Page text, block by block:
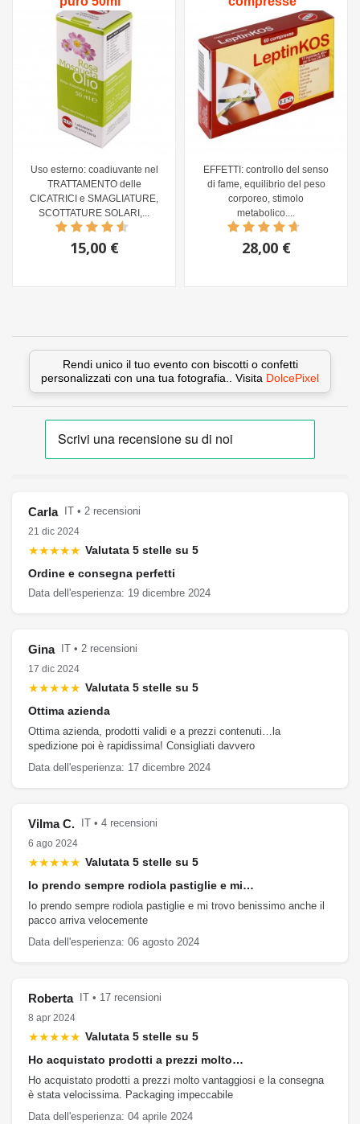
Uso esterno: coadiuvante nel
TRATTAMENTO delle
CICATRICI e SMAGLIATURE,
SCOTTATURE SOLARI,...
15,00 €
EFFETTI: controllo del senso
di fame, equilibrio del peso
corporeo, stimolo
metabolico....
28,00 €
Rendi unico il tuo evento con biscotti o confetti
personalizzati con una tua fotografia.. Visita DolcePixel
Carla
IT • 2 recensioni
21 dic 2024
★★★★★ Valutata 5 stelle su 5
Ordine e consegna perfetti
Data dell'esperienza: 19 dicembre 2024
Gina
IT • 2 recensioni
17 dic 2024
★★★★★ Valutata 5 stelle su 5
Ottima azienda
Ottima azienda, prodotti validi e a prezzi contenuti…la
spedizione poi è rapidissima! Consigliati davvero
Data dell'esperienza: 17 dicembre 2024
Vilma C.
IT • 4 recensioni
6 ago 2024
★★★★★ Valutata 5 stelle su 5
Io prendo sempre rodiola pastiglie e mi…
Io prendo sempre rodiola pastiglie e mi trovo benissimo anche il
pacco arriva velocemente
Data dell'esperienza: 06 agosto 2024
Roberta
IT • 17 recensioni
8 apr 2024
★★★★★ Valutata 5 stelle su 5
Ho acquistato prodotti a prezzi molto…
Ho acquistato prodotti a prezzi molto vantaggiosi e la consegna
è stata velocissima. Packaging impeccabile
Data dell'esperienza: 04 aprile 2024